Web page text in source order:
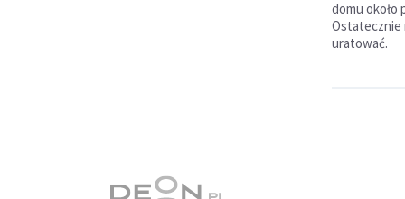
domu około
Ostatecznie
uratować.